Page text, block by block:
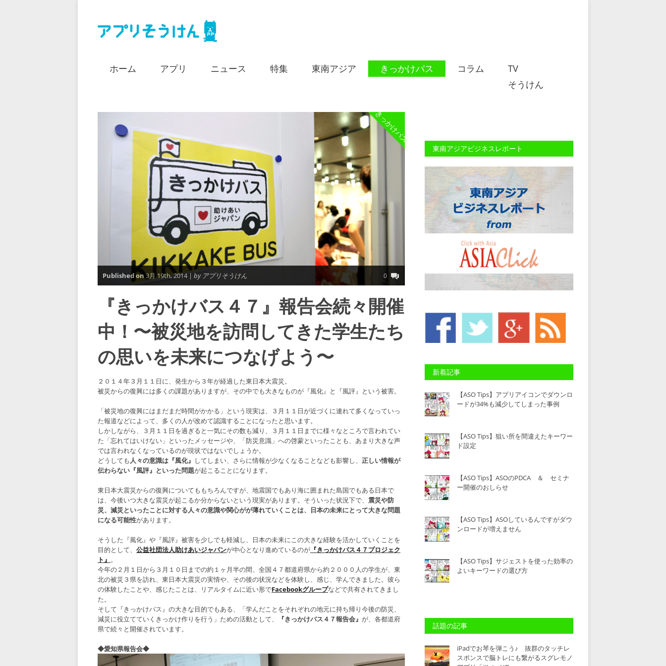
ホーム アプリ ニュース 特集 東南アジア きっかけバス コラム
TV
そうけん
きっかけバス
Published on3月 19th, 2014 | by アプリそうけん 0
『きっかけバス４７』報告会続々開催
中！〜被災地を訪問してきた学生たち
の思いを未来につなげよう〜
２０１４年３月１１日に、発生から３年が経過した東日本大震災。
被災からの復興には多くの課題がありますが、その中でも大きなものが『風化』と『風評』という被害。
「被災地の復興にはまだまだ時間がかかる」という現実は、３月１１日が近づくに連れて多くなっていっ
た報道などによって、多くの人が改めて認識することになったと思います。
しかしながら、３月１１日を過ぎると一気にその数も減り、３月１１日までに様々なところで言われてい
た「忘れてはいけない」といったメッセージや、「防災意識」への啓蒙といったことも、あまり大きな声
では言われなくなっているのが現状ではないでしょうか。
どうしても 人々の意識は『風化』 してしまい、さらに情報が少なくなることなども影響し、 正しい情報が
伝わらない『風評』といった問題が起こることになります。
東日本大震災からの復興についてももちろんですが、地震国でもあり海に囲まれた島国でもある日本で
は、今後いつ大きな震災が起こるか分からないという現実があります。そういった状況下で、 震災や防
災、減災といったことに対する人々の意識や関心がが薄れていくことは、日本の未来にとって大きな問題
になる可能性があります。
そうした『風化』や『風評』被害を少しでも軽減し、日本の未来にこの大きな経験を活かしていくことを
目的として、 公益社団法人助けあいジャパンが中心となり進めているのが 『きっかけバス４７プロジェク
ト』 。
今年の２月１日から３月１０日までの約１ヶ月半の間、全国４７都道府県から約２０００人の学生が、東
北の被災３県を訪れ、東日本大震災の実情や、その後の状況などを体験し、感じ、学んできました。彼ら
の体験したことや、感じたことは、リアルタイムに近い形でFacebookグループなどで共有されてきまし
た。
そして『きっかけバス』の大きな目的でもある、「学んだことをそれぞれの地元に持ち帰り今後の防災、
減災に役立てていくきっかけ作りを行う」ための活動として、
『きっかけバス４７報告会』 が、各都道府
県で続々と開催されています。
◆愛知県報告会◆
東南アジアビジネスレポート
新着記事
【ASO Tips】アプリアイコンでダウンロ
ードが34%も減少してしまった事例
【ASO Tips】狙い所を間違えたキーワー
ド設定
【ASO Tips】ASOのPDCA ＆ セミナ
ー開催のおしらせ
【ASO Tips】ASOしているんですがダウ
ンロードが増えません
【ASO Tips】サジェストを使った効率の
よいキーワードの選び方
話題の記事
iPadでお琴を弾こう♪ 抜群のタッチレ
スポンスで脳トレにも繋がるスグレモノ